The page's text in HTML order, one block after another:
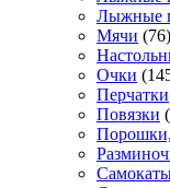
Лыжные
Мячи (76)
Очки
Перчатки
Повязки
Порошки,